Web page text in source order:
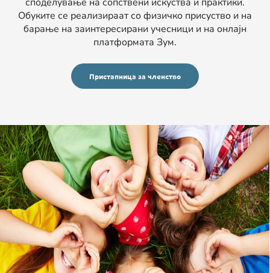
Обуките се реализираат со физичко присуство и на
барање на заинтересирани учесници и на онлајн
платформата Зум.
Пристапница за членство